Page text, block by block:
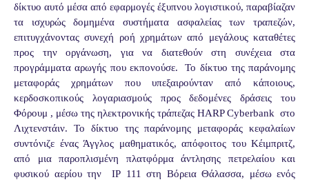
δίκτυο αυτό μέσα από εφαρμογές έξυπνου λογιστικού, παραβίαζαν
τα ισχυρώς δομημένα συστήματα ασφαλείας των τραπεζών,
επιτυγχάνοντας συνεχή ροή χρημάτων από μεγάλους καταθέτες
προς την οργάνωση, για να διατεθούν στη συνέχεια στα
προγράμματα αρωγής που εκπονούσε.
Το δίκτυο της παράνομης
μεταφοράς χρημάτων που υπεξαιρούνταν από κάποιους,
κερδοσκοπικούς λογαριασμούς προς δεδομένες δράσεις του
Φόρουμ , μέσω της ηλεκτρονικής τράπεζας HARP Cyberbank στο
Λιχτενστάιν. Το δίκτυο της παράνομης μεταφοράς κεφαλαίων
συντόνιζε ένας Άγγλος μαθηματικός, απόφοιτος του Κέιμπριτζ,
από μια παροπλισμένη πλατφόρμα άντλησης πετρελαίου και
φυσικού αερίου την
IP 111 στη Βόρεια Θάλασσα, μέσω ενός